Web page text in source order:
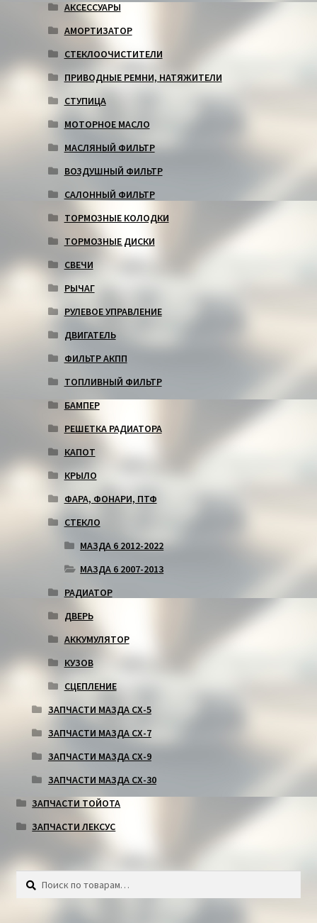
АКСЕССУАРЫ
АМОРТИЗАТОР
СТЕКЛООЧИСТИТЕЛИ
ПРИВОДНЫЕ РЕМНИ, НАТЯЖИТЕЛИ
СТУПИЦА
МОТОРНОЕ МАСЛО
МАСЛЯНЫЙ ФИЛЬТР
ВОЗДУШНЫЙ ФИЛЬТР
САЛОННЫЙ ФИЛЬТР
ТОРМОЗНЫЕ КОЛОДКИ
ТОРМОЗНЫЕ ДИСКИ
СВЕЧИ
РЫЧАГ
РУЛЕВОЕ УПРАВЛЕНИЕ
ДВИГАТЕЛЬ
ФИЛЬТР АКПП
ТОПЛИВНЫЙ ФИЛЬТР
БАМПЕР
РЕШЕТКА РАДИАТОРА
КАПОТ
КРЫЛО
ФАРА, ФОНАРИ, ПТФ
СТЕКЛО
МАЗДА 6 2012-2022
МАЗДА 6 2007-2013
РАДИАТОР
ДВЕРЬ
АККУМУЛЯТОР
КУЗОВ
СЦЕПЛЕНИЕ
ЗАПЧАСТИ МАЗДА СХ-5
ЗАПЧАСТИ МАЗДА СХ-7
ЗАПЧАСТИ МАЗДА СХ-9
ЗАПЧАСТИ МАЗДА СХ-30
ЗАПЧАСТИ ТОЙОТА
ЗАПЧАСТИ ЛЕКСУС
Искать:
Поиск